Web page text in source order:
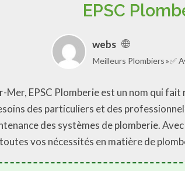
EPSC
webs
Meilleurs Plombiers ✅
Mer, EPSC Plomberie est un nom qui
des particuliers et des
des systèmes de plomberie.
vos nécessités en matière de